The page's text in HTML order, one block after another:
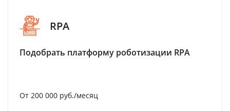
RPA
Подобрать платформу роботизации RPA
От 200 000 руб./месяц